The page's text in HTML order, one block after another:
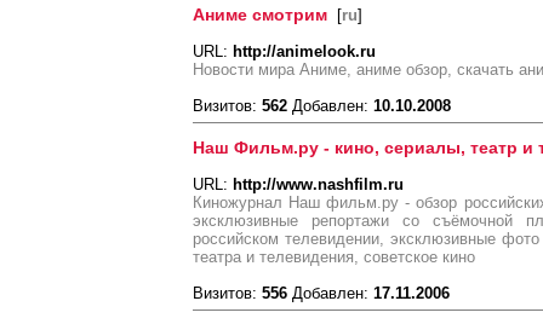
Аниме смотрим [ru]
URL: http://animelook.ru
Новости мира Аниме, аниме обзор, скачать
Визитов: 562 Добавлен: 10.10.2008
Наш Фильм.ру - кино, сериалы, театр и
URL: http://www.nashfilm.ru
Киножурнал Наш фильм.ру - обзор
эксклюзивные репортажи со съёмочной
российском телевидении, эксклюзивные
театра и телевидения, советское кино
Визитов: 556 Добавлен: 17.11.2006